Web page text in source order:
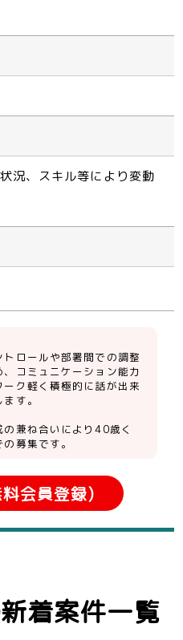
況、スキル等により変動
トロールや部署間での調整
コミュニケーション能力
ク軽く積極的に話が出来
す。
兼ね合いにより40歳く
募集です。
会員登録)
着案件一覧